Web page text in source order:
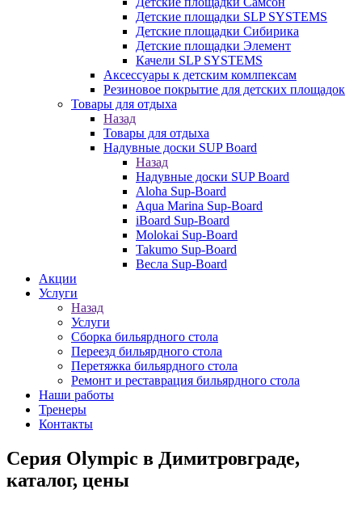
Детские площадки SLP SYSTEMS
Детские площадки Сибирика
Детские площадки Элемент
Качели SLP SYSTEMS
Аксессуары к детским комлпексам
Резиновое покрытие для детских площадок
Товары для отдыха
Назад
Товары для отдыха
Надувные доски SUP Board
Назад
Надувные доски SUP Board
Aloha Sup-Board
Aqua Marina Sup-Board
iBoard Sup-Board
Molokai Sup-Board
Takumo Sup-Board
Весла Sup-Board
Акции
Услуги
Назад
Услуги
Сборка бильярдного стола
Переезд бильярдного стола
Перетяжка бильярдного стола
Ремонт и реставрация бильярдного стола
Наши работы
Тренеры
Контакты
Серия Olympic в Димитровграде,
каталог, цены